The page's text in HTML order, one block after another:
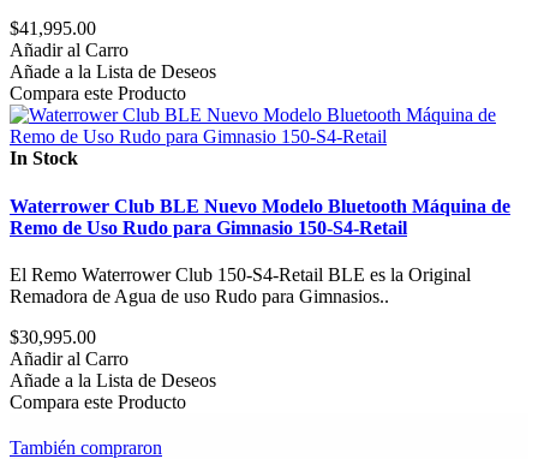
$41,995.00
Añadir al Carro
Añade a la Lista de Deseos
Compara este Producto
In Stock
Waterrower Club BLE Nuevo Modelo Bluetooth Máquina de
Remo de Uso Rudo para Gimnasio 150-S4-Retail
El Remo Waterrower Club 150-S4-Retail BLE es la Original
Remadora de Agua de uso Rudo para Gimnasios..
$30,995.00
Añadir al Carro
Añade a la Lista de Deseos
Compara este Producto
También compraron